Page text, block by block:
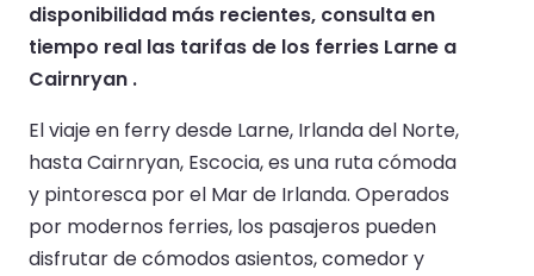
disponibilidad más recientes, consulta en
tiempo real las tarifas de los ferries Larne a
Cairnryan .
El viaje en ferry desde Larne, Irlanda del Norte,
hasta Cairnryan, Escocia, es una ruta cómoda
y pintoresca por el Mar de Irlanda. Operados
por modernos ferries, los pasajeros pueden
disfrutar de cómodos asientos, comedor y